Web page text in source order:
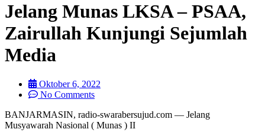
Jelang Munas LKSA – PSAA,
Zairullah Kunjungi Sejumlah
Media
Oktober 6, 2022
No Comments
BANJARMASIN, radio-swarabersujud.com — Jelang
Musyawarah Nasional ( Munas ) II